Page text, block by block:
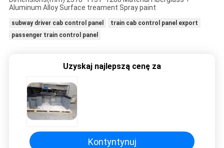
Aluminum Alloy Surface treament Spray paint
subway driver cab control panel
train cab control panel export
passenger train control panel
Uzyskaj najlepszą cenę za
Kontyntynuj